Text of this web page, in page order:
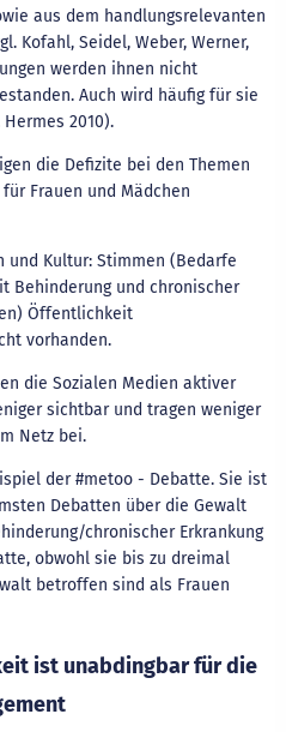
aus dem handlungsrelevanten
Kofahl, Seidel, Weber, Werner,
werden ihnen nicht
Auch wird häufig für sie
2010).
die Defizite bei den Themen
Frauen und Mädchen
und Kultur: Stimmen (Bedarfe
Behinderung und chronischer
Öffentlichkeit
vorhanden.
die Sozialen Medien aktiver
sichtbar und tragen weniger
Netz bei.
der #metoo - Debatte. Sie ist
Debatten über die Gewalt
chronischer Erkrankung
obwohl sie bis zu dreimal
betroffen sind als Frauen
ist unabdingbar für die